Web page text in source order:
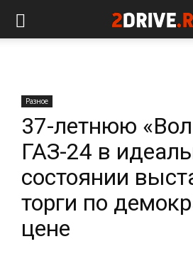
Разное
37-летнюю
ГАЗ-24 в
состоянии
торги по
цене